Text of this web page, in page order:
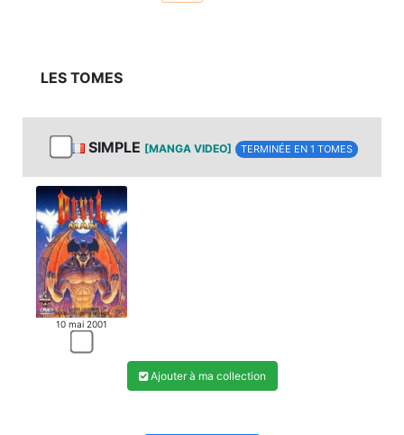
LES TOMES
SIMPLE [MANGA VIDEO] TERMINÉE EN 1 TOMES
10 mai 2001
Ajouter à ma collection